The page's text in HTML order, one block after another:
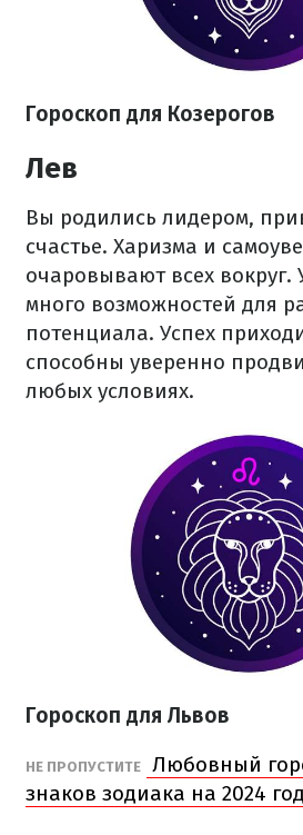
Гороскоп для Козерогов
Лев
Вы родились лидером,
счастье. Харизма и
очаровывают всех вокруг.
много возможностей для
потенциала. Успех
способны уверенно
любых условиях.
Гороскоп для Львов
НЕ ПРОПУСТИТЕ
Любовный
знаков зодиака на 2024 год